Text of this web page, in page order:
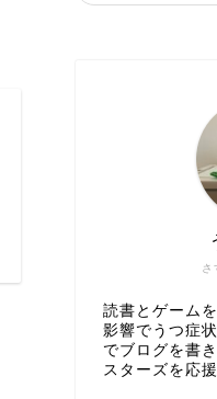
さ
読書とゲーム
影響でうつ症
でブログを書
スターズを応